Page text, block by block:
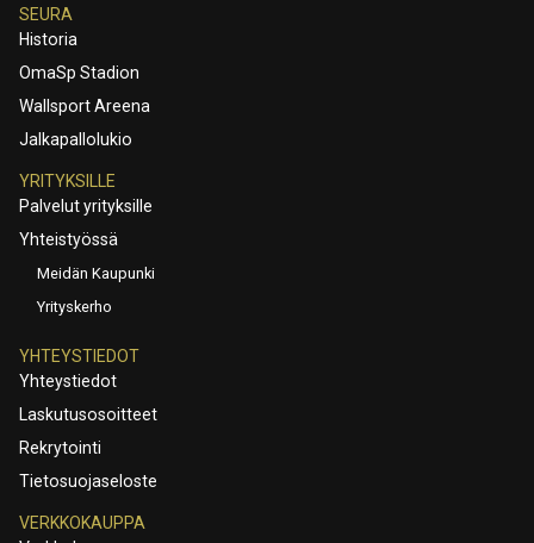
SEURA
Historia
OmaSp Stadion
Wallsport Areena
Jalkapallolukio
YRITYKSILLE
Palvelut yrityksille
Yhteistyössä
Meidän Kaupunki
Yrityskerho
YHTEYSTIEDOT
Yhteystiedot
Laskutusosoitteet
Rekrytointi
Tietosuojaseloste
VERKKOKAUPPA